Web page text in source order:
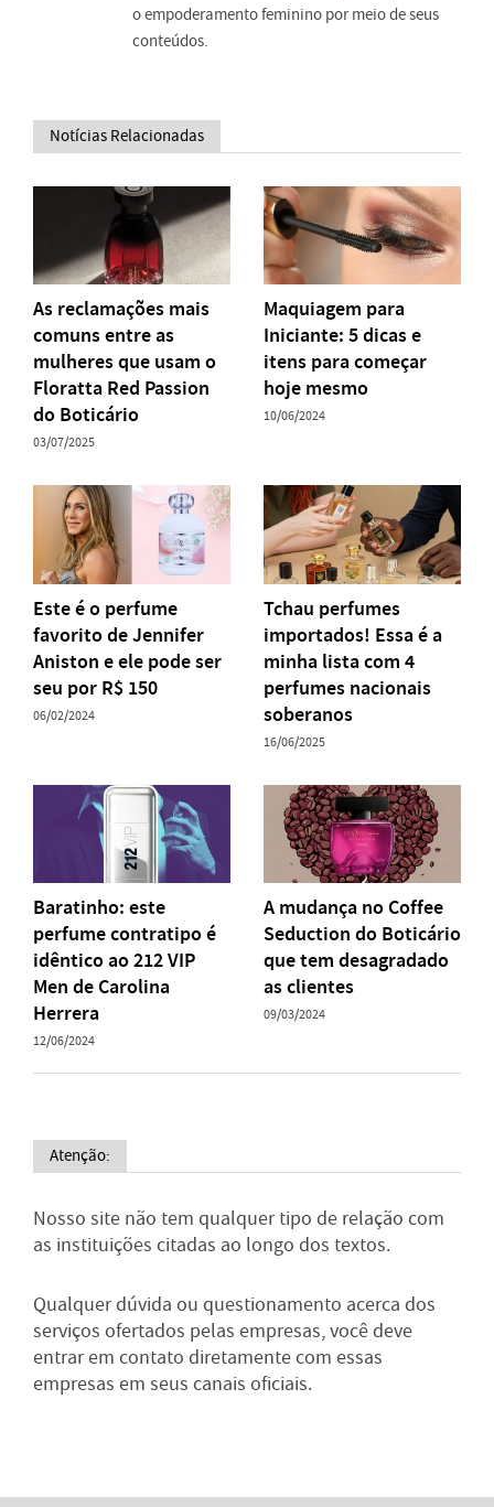
o empoderamento feminino por meio de seus
conteúdos.
Notícias Relacionadas
As reclamações mais
comuns entre as
mulheres que usam o
Floratta Red Passion
do Boticário
03/07/2025
Maquiagem para
Iniciante: 5 dicas e
itens para começar
hoje mesmo
10/06/2024
Este é o perfume
favorito de Jennifer
Aniston e ele pode ser
seu por R$ 150
06/02/2024
Tchau perfumes
importados! Essa é a
minha lista com 4
perfumes nacionais
soberanos
16/06/2025
Baratinho: este
perfume contratipo é
idêntico ao 212 VIP
Men de Carolina
Herrera
12/06/2024
A mudança no Coffee
Seduction do Boticário
que tem desagradado
as clientes
09/03/2024
Atenção:
Nosso site não tem qualquer tipo de relação com
as instituições citadas ao longo dos textos.
Qualquer dúvida ou questionamento acerca dos
serviços ofertados pelas empresas, você deve
entrar em contato diretamente com essas
empresas em seus canais oficiais.